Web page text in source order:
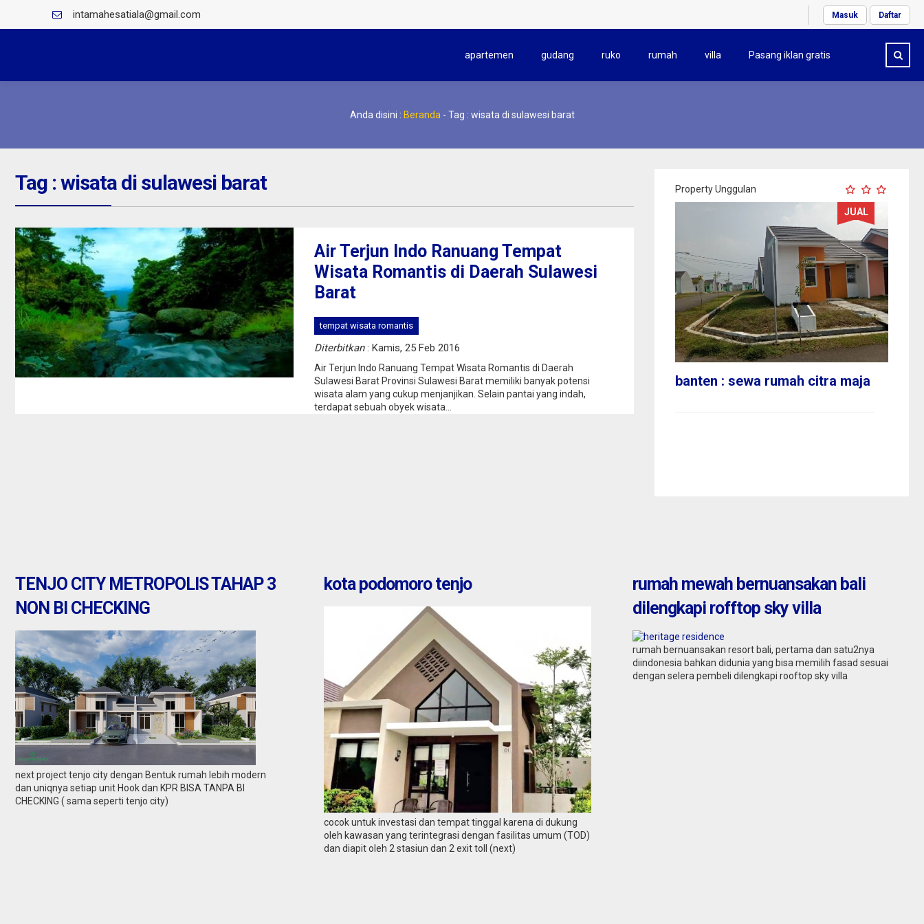
intamahesatiala@gmail.com Masuk Daftar
apartemen gudang ruko rumah villa Pasang iklan gratis
Anda disini : Beranda - Tag : wisata di sulawesi barat
Tag : wisata di sulawesi barat
Air Terjun Indo Ranuang Tempat
Wisata Romantis di Daerah Sulawesi
Barat
tempat wisata romantis
Diterbitkan: Kamis, 25 Feb 2016
Air Terjun Indo Ranuang Tempat Wisata Romantis di Daerah
Sulawesi Barat Provinsi Sulawesi Barat memiliki banyak potensi
wisata alam yang cukup menjanjikan. Selain pantai yang indah,
terdapat sebuah obyek wisata...
Property Unggulan
tenjo : kota podomoro tenjo
Jual
JUAL
banten : sewa rumah citra maja
TENJO CITY METROPOLIS TAHAP 3
NON BI CHECKING
next project tenjo city dengan Bentuk rumah lebih modern
dan uniqnya setiap unit Hook dan KPR BISA TANPA BI
CHECKING ( sama seperti tenjo city)
kota podomoro tenjo
cocok untuk investasi dan tempat tinggal karena di dukung
oleh kawasan yang terintegrasi dengan fasilitas umum (TOD)
dan diapit oleh 2 stasiun dan 2 exit toll (next)
rumah mewah bernuansakan bali
dilengkapi rofftop sky villa
rumah bernuansakan resort bali, pertama dan satu2nya
diindonesia bahkan didunia yang bisa memilih fasad sesuai
dengan selera pembeli dilengkapi rooftop sky villa